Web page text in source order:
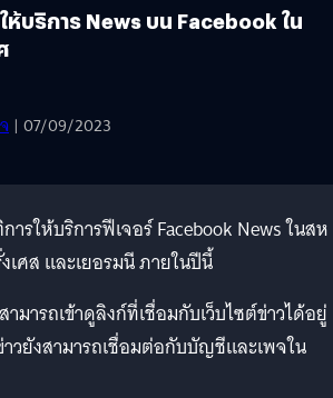
ห้บริการ News บน Facebook ใน
| 07/09/2023
ารให้บริการฟีเจอร์ Facebook News ในสห
ศส และเยอรมนี ภายในปีนี้
ามารถเข้าดูลิงก์ที่เชื่อมกับเว็บไซต์ข่าวได้อยู่
วยังสามารถเชื่อมต่อกับบัญชีและเพจใน